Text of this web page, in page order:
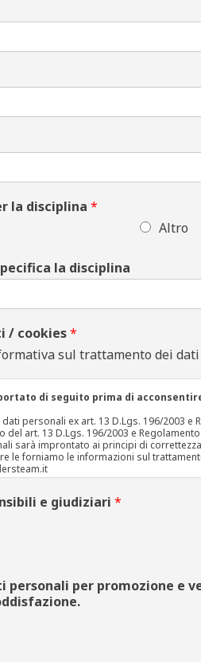
la disciplina *
Altro
la disciplina
/ cookies*
sul trattamento dei
di seguito prima di
personali ex art. 13 D.Lgs. 196/2003 e
art. 13 D.Lgs. 196/2003 e
sarà improntato ai principi di
le forniamo le informazioni sul
sito possono essere trattati dati
Associazione BIONETRAILERSTEAM,
Via Alessandro Manzoni 10 - 25070 sito in
ex art.37 GDPR.
mail di contatto
di questo sito hanno luogo presso la
di responsabile del trattamento
o diffuso senza esplicito
e giudiziari *
per promozione e